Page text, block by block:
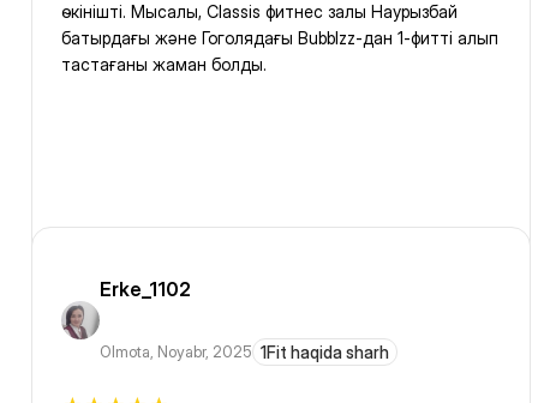
өкінішті. Мысалы, Classis фитнес залы Наурызбай
батырдағы және Гоголядағы Bubblzz-дан 1-фитті алып
тастағаны жаман болды.
Erke_1102
Olmota, Noyabr, 2025 1Fit haqida sharh